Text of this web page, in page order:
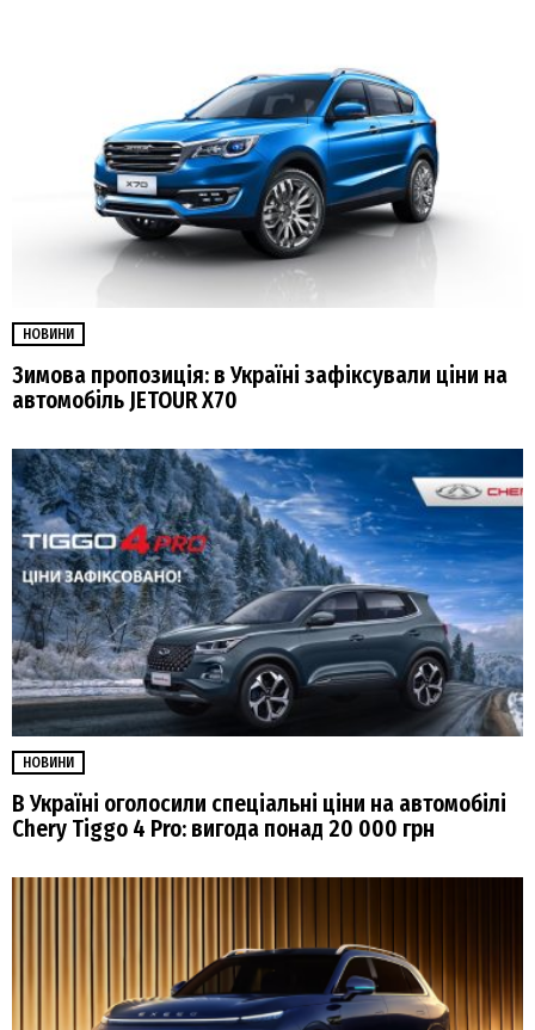
НОВИНИ
Зимова пропозиція: в Україні зафіксували ціни на
автомобіль JETOUR X70
НОВИНИ
В Україні оголосили спеціальні ціни на автомобілі
Chery Tiggo 4 Pro: вигода понад 20 000 грн